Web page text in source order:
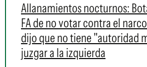
Allanamientos nocturnos:
FA de no votar contra el
dijo que no tiene "autoridad
juzgar a la izquierda